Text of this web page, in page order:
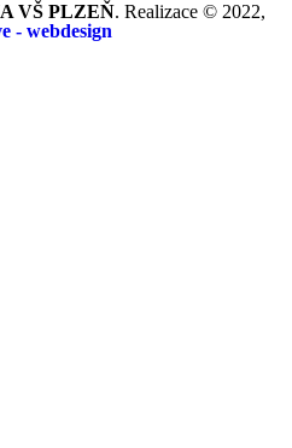
VŠ PLZEŇ. Realizace © 2022,
- webdesign